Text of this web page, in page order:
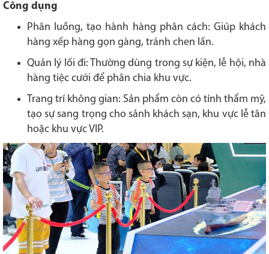
Công dụng
Phân luồng, tạo hành hàng phân cách: Giúp khách
hàng xếp hàng gọn gàng, tránh chen lấn.
Quản lý lối đi: Thường dùng trong sự kiện, lễ hội, nhà
hàng tiệc cưới để phân chia khu vực.
Trang trí không gian: Sản phẩm còn có tính thẩm mỹ,
tạo sự sang trọng cho sảnh khách sạn, khu vực lễ tân
hoặc khu vực VIP.